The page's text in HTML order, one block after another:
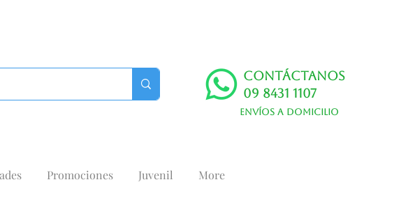
Contáctanos
09 8431 1107
Envíos a domicilio
Promociones Juvenil More